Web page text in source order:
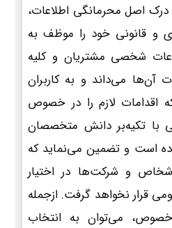
اصل محرمانگی اطلاعات،
و قانونی خود را موظف به
شخصی مشتریان و کلیه
آن‌ها می‌داند و به کاربران
اقدامات لازم را در خصوص
با تکیه‌بر دانش متخصصان
است و تضمین می‌نماید که
و شرکت‌ها در اختیار
قرار نخواهد گرفت. ازجمله
خصوص، می‌توان به انتخاب